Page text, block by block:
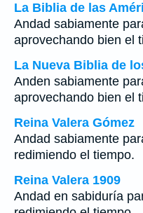
La Biblia de las
Andad sabiamente
aprovechando bien el
La Nueva Biblia de
Anden sabiamente
aprovechando bien el
Reina Valera Gómez
Andad sabiamente
redimiendo el tiempo.
Reina Valera 1909
Andad en sabiduría